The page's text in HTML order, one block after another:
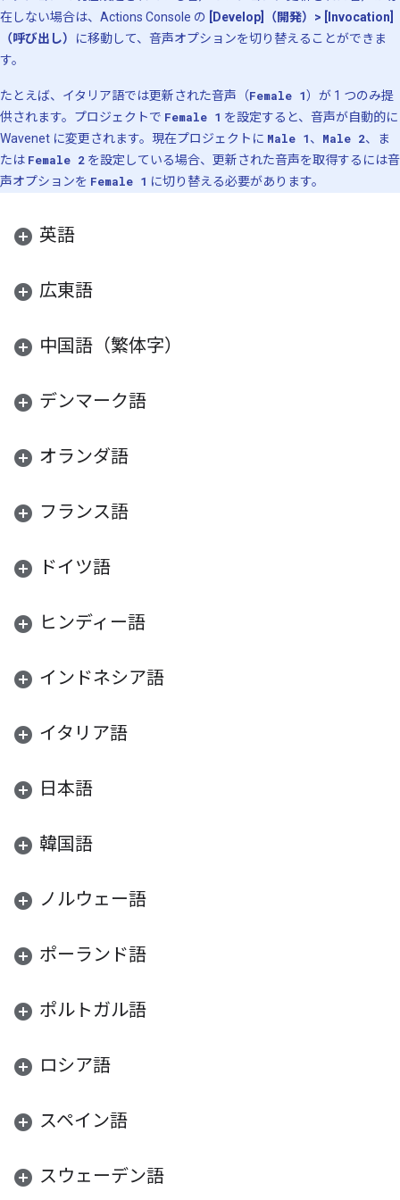
在しない場合は、Actions Console の
[Develop]（開発）> [Invocation]
（呼び出し）
に移動して、音声オプションを切り替えることができま
す。
たとえば、イタリア語では更新された音声（Female 1）が 1 つのみ提
供されます。プロジェクトで Female 1 を設定すると、音声が自動的に
Wavenet に変更されます。現在プロジェクトに Male 1、 Male 2、ま
たは Female 2 を設定している場合、更新された音声を取得するには音
声オプションを Female 1 に切り替える必要があります。
英語
広東語
中国語（繁体字）
デンマーク語
オランダ語
フランス語
ドイツ語
ヒンディー語
インドネシア語
イタリア語
日本語
韓国語
ノルウェー語
ポーランド語
ポルトガル語
ロシア語
スペイン語
スウェーデン語